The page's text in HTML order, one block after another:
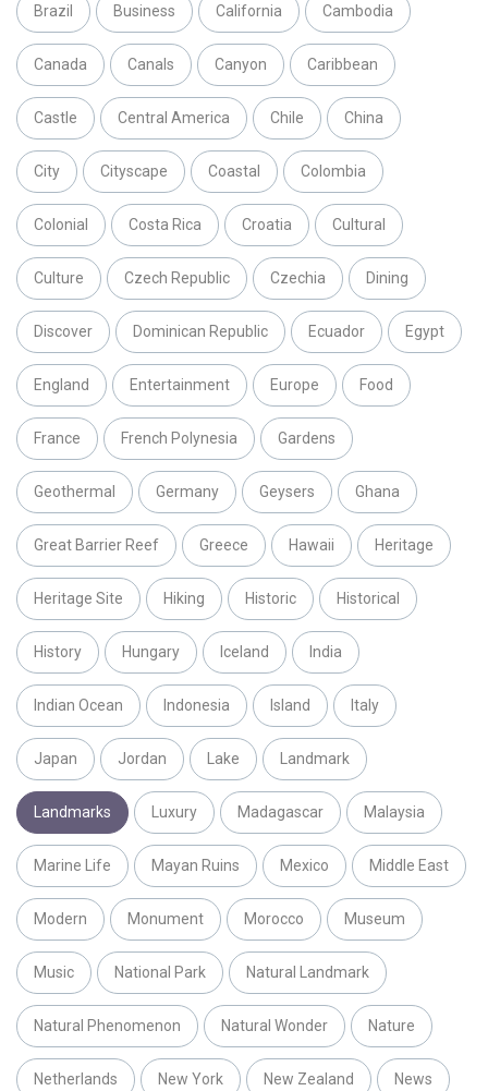
Brazil Business California Cambodia
Canada Canals Canyon Caribbean
Castle Central America Chile China
City Cityscape Coastal Colombia
Colonial Costa Rica Croatia Cultural
Culture Czech Republic Czechia Dining
Discover Dominican Republic Ecuador Egypt
England Entertainment Europe Food
France French Polynesia Gardens
Geothermal Germany Geysers Ghana
Great Barrier Reef Greece Hawaii Heritage
Heritage Site Hiking Historic Historical
History Hungary Iceland India
Indian Ocean Indonesia Island Italy
Japan Jordan Lake Landmark
Landmarks Luxury Madagascar Malaysia
Marine Life Mayan Ruins Mexico Middle East
Modern Monument Morocco Museum
Music National Park Natural Landmark
Natural Phenomenon Natural Wonder Nature
Netherlands New York New Zealand News